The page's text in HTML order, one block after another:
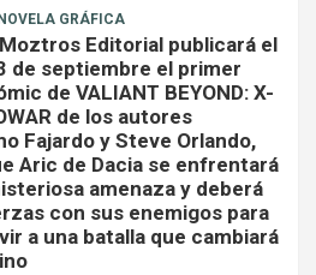
GRÁFICA
Editorial publicará el
de septiembre el primer
de VALIANT BEYOND: X-
de los autores
Fajardo y Steve Orlando,
Aric de Dacia se enfrentará
amenaza y deberá
con sus enemigos para
a una batalla que cambiará